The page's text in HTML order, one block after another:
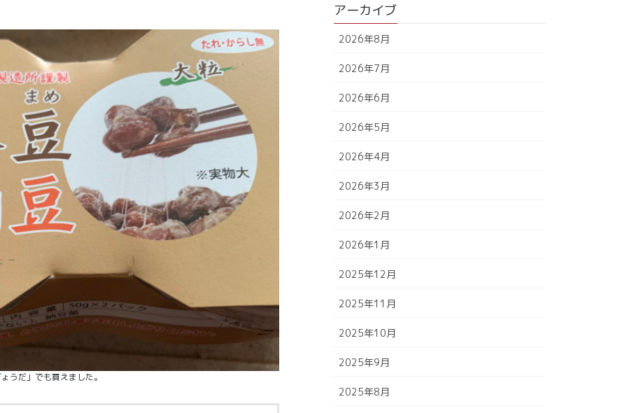
うだ」でも買えました。
アーカイブ
2026年8月
2026年7月
2026年6月
2026年5月
2026年4月
2026年3月
2026年2月
2026年1月
2025年12月
2025年11月
2025年10月
2025年9月
2025年8月